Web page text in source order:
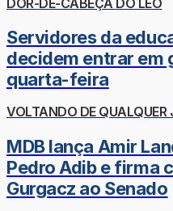
Servidores da
decidem entrar em
quarta-feira
VOLTANDO DE QUALQUER
MDB lança Amir
Pedro Adib e firma
Gurgacz ao Senado